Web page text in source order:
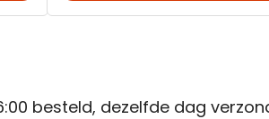
besteld, dezelfde dag